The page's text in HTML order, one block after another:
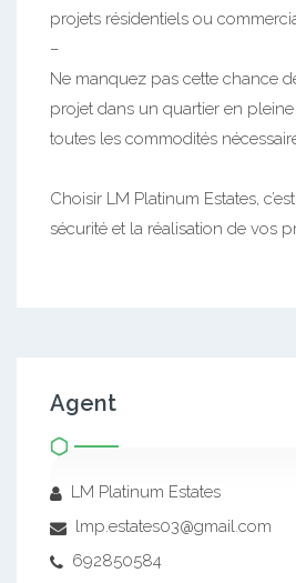
projets résidentiels ou
–
Ne manquez pas cette chance
projet dans un quartier en
toutes les commodités
Choisir LM Platinum Estates,
sécurité et la réalisation de vos
Agent
LM Platinum Estates
lmp.estates03@gmail.com
692850584